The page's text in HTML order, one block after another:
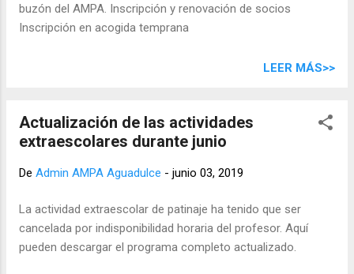
buzón del AMPA. Inscripción y renovación de socios
Inscripción en acogida temprana
LEER MÁS>>
Actualización de las actividades
extraescolares durante junio
De Admin AMPA Aguadulce - junio 03, 2019
La actividad extraescolar de patinaje ha tenido que ser
cancelada por indisponibilidad horaria del profesor. Aquí
pueden descargar el programa completo actualizado.